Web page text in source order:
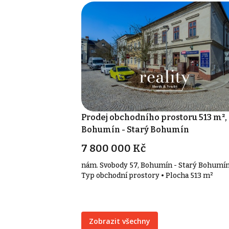
Prodej obchodního prostoru 513 m²,
Bohumín - Starý Bohumín
7 800 000 Kč
nám. Svobody 57, Bohumín - Starý
Typ obchodní prostory • Plocha 513 m²
Zobrazit všechny